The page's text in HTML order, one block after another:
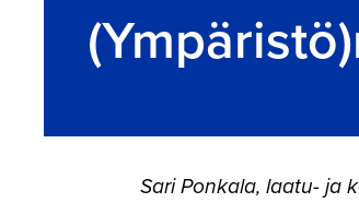
Sari Ponkala, laatu- ja